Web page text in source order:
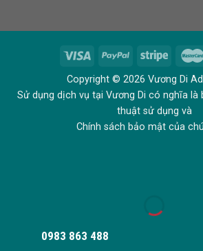
Copyright © 2026 Vương Di
Sử dụng dịch vụ tại Vương Di có nghĩa là
thuật sử dụng và
Chính sách bảo mật của
0983 863 488